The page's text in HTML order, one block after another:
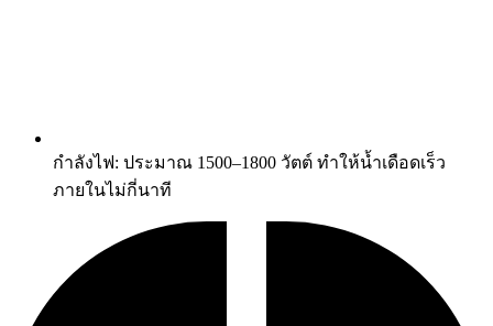
กำลังไฟ: ประมาณ 1500–1800 วัตต์ ทำให้น้ำเดือดเร็ว
ภายในไม่กี่นาที